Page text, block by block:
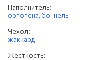
Наполнитель:
ортопена, боннель
Чехол:
жаккард
Жесткость: